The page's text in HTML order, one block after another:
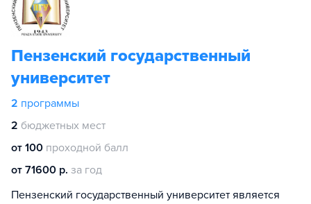
Пензенский государственный
университет
2 программы
2 бюджетных мест
от 100 проходной балл
от 71600 р. за год
Пензенский государственный университет является